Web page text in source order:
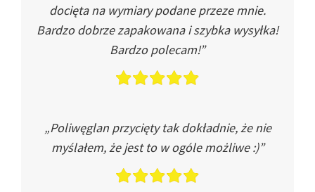
docięta na wymiary podane przeze mnie.
Bardzo dobrze zapakowana i szybka wysyłka!
Bardzo polecam!”
„Poliwęglan przycięty tak dokładnie, że nie
myślałem, że jest to w ogóle możliwe :)”